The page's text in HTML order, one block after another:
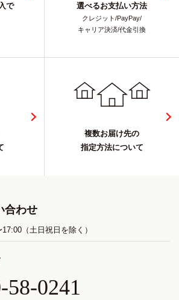
で
選べるお支払い方法
クレジット/PayPay/
キャリア決済/代金引換
複数お届け先の
指定方法について
合わせ
（土日祝日を除く）
58-0241